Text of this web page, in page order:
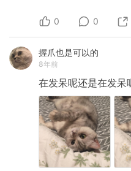
0 0
握爪也是可以的
8年前
在发呆呢还是在发呆